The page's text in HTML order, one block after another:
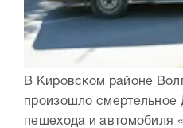
В Кировском районе
произошло смертельное
пешехода и автомобиля